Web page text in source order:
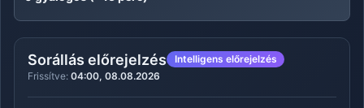
Sorállás előrejelzés
Intelligens előrejelzés
Frissítve: 04:00, 08.08.2026